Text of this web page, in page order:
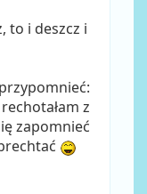
to i deszcz i
z
zapomnieć